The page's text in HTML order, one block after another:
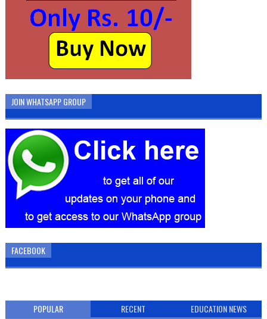
JOIN WHATSAPP GROUP
FACEBOOK
POPULAR RECENT EDUCATION NEWS